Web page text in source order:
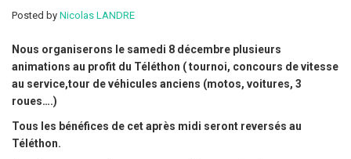
Posted by Nicolas LANDRE
Nous organiserons le samedi 8 décembre plusieurs
animations au profit du Téléthon ( tournoi, concours de vitesse
au service,tour de véhicules anciens (motos, voitures, 3
roues….)
Tous les bénéfices de cet après midi seront reversés au
Téléthon.